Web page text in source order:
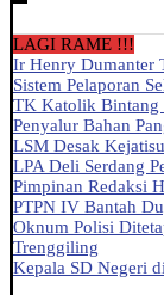
LAGI RAME !!!
Ir Henry Dumanter
Sistem Pelaporan
TK Katolik Bintang
Penyalur Bahan
LSM Desak
LPA Deli Serdang
Pimpinan Redaksi
PTPN IV Bantah
Oknum Polisi
Trenggiling
Kepala SD Negeri